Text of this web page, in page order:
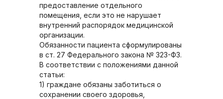
предоставление отдельного
помещения, если это не нарушает
внутренний распорядок медицинской
организации.
Обязанности пациента сформулированы
в ст. 27 Федерального закона № 323-ФЗ.
В соответствии с положениями данной
статьи:
1) граждане обязаны заботиться о
сохранении своего здоровья,